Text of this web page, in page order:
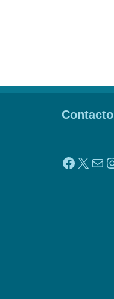
Contacto